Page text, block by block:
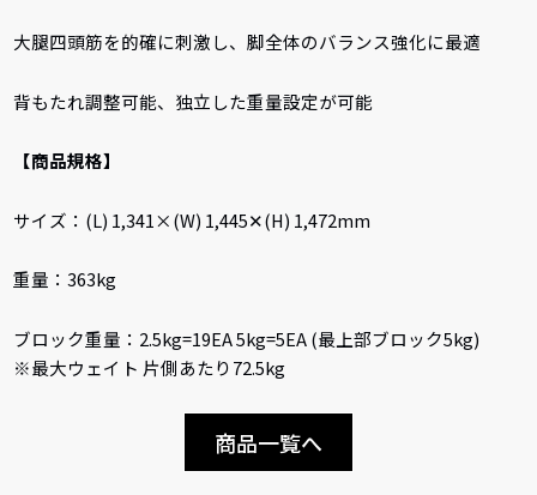
大腿四頭筋を的確に刺激し、脚全体のバランス強化に最適
背もたれ調整可能、独立した重量設定が可能
【商品規格】
サイズ：(L) 1,341×(W) 1,445✕(H) 1,472mm
重量：363kg
ブロック重量：2.5kg=19EA 5kg=5EA (最上部ブロック5kg)
※最大ウェイト 片側あたり72.5kg
商品一覧へ